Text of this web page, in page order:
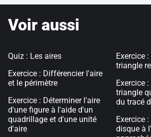
Voir aussi
Quiz : Les aires
Exercice : Différencier l'aire
et le périmètre
Exercice : Déterminer l'aire
d'une figure à l'aide d'un
quadrillage et d'une unité
d'aire
Exercice
triangle
Exercice
triangle
du tracé
Exercice
disque à